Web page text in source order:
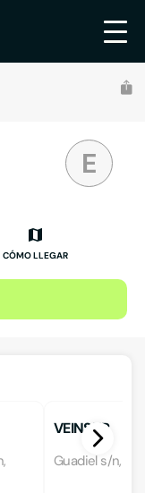
E
CÓMO LLEGAR
VEINSUR
Guadiel s/n,